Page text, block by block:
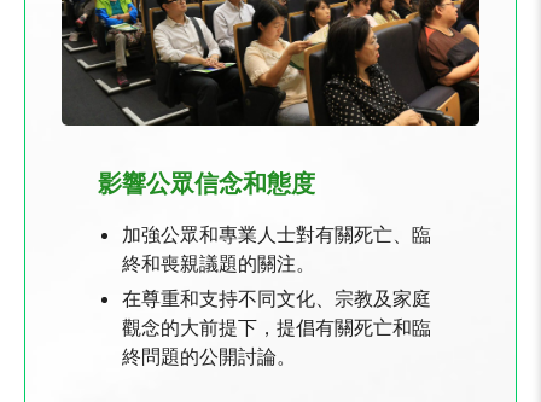
影響公眾信念和態度
加強公眾和專業人士對有關死亡、臨
終和喪親議題的關注。
在尊重和支持不同文化、宗教及家庭
觀念的大前提下，提倡有關死亡和臨
終問題的公開討論。